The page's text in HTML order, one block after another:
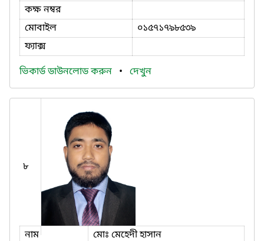
কক্ষ নম্বর
মোবাইল
০১৫৭১৭৯৮৫৩৯
ফ্যাক্স
ভিকার্ড ডাউনলোড করুন • দেখুন
৮
নাম
মোঃ মেহেদী হাসান